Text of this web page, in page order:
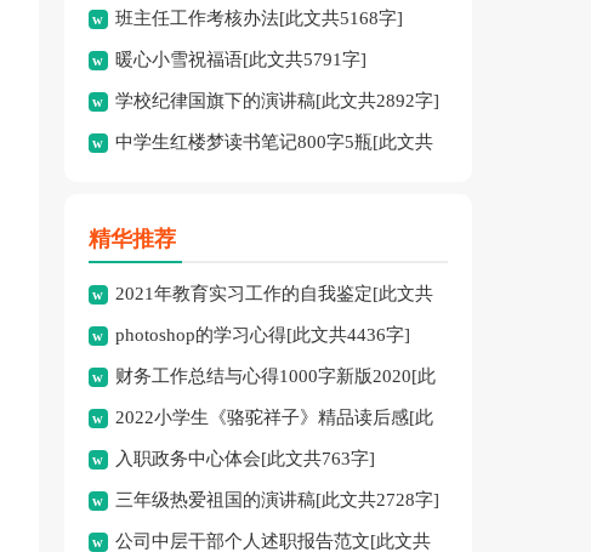
感[此文共3846字]
班主任工作考核办法[此文共5168字]
暖心小雪祝福语[此文共5791字]
学校纪律国旗下的演讲稿[此文共2892字]
中学生红楼梦读书笔记800字5瓶[此文共
精华推荐
2021年教育实习工作的自我鉴定[此文共
16098字]
photoshop的学习心得[此文共4436字]
财务工作总结与心得1000字新版2020[此
文共7125字]
2022小学生《骆驼祥子》精品读后感[此
文共4226字]
入职政务中心体会[此文共763字]
三年级热爱祖国的演讲稿[此文共2728字]
公司中层干部个人述职报告范文[此文共